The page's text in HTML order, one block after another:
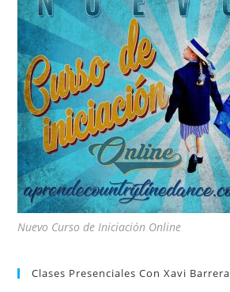
Nuevo Curso de Iniciación Online
Clases Presenciales Con Xavi Barrera